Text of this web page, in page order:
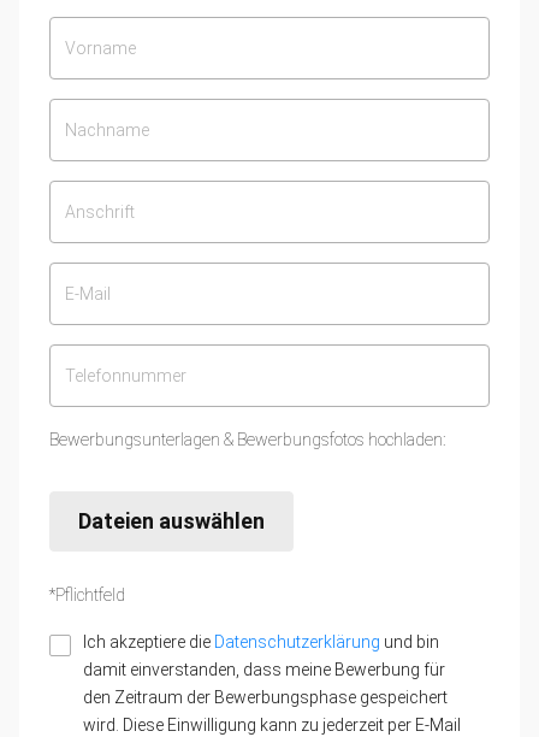
Bewerbungsunterlagen & Bewerbungsfotos hochladen:
Dateien auswählen
*Pflichtfeld
Ich akzeptiere die Datenschutzerklärung und bin
damit einverstanden, dass meine Bewerbung für
den Zeitraum der Bewerbungsphase gespeichert
wird. Diese Einwilligung kann zu jederzeit per E-Mail